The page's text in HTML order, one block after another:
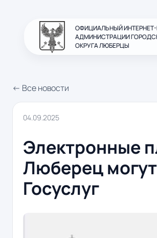
ОФИЦИАЛЬНЫЙ
АДМИНИСТРАЦИИ
ОКРУГА ЛЮБЕРЦЫ
← Все новости
04.09.2025
Электронные
Люберец
Госуслуг